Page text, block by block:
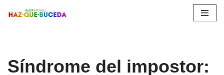
Síndrome del impostor: